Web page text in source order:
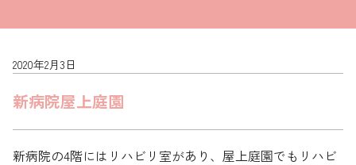
2020年2月3日
新病院屋上庭園
新病院の4階にはリハビリ室があり、屋上庭園でもリハビ